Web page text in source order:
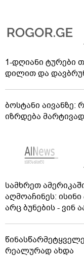
1-დღიანი ტურები
დილით და
ბოსტანი
იზრდება
სამხრეთ
აღმოაჩინეს:
არც ბუნების - ვინ
რეალურად ახდა